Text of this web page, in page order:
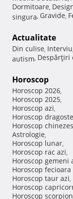
Dormitoare,
singura, Gravide,
Actualitate
Din culise, Interviu,
autism, Despărţiri
Horoscop
Horoscop 2026,
Horoscop 2025,
Horoscop azi,
Horoscop dragoste
Horoscop
Astrologie,
Horoscop lunar,
Horoscop rac azi,
Horoscop gemeni
Horoscop fecioara
Horoscop taur azi,
Horoscop
Horoscop